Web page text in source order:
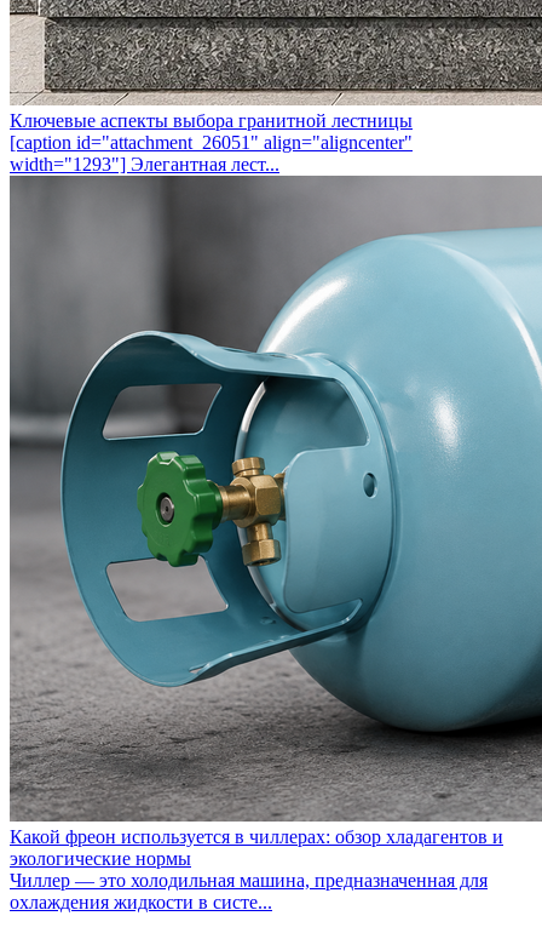
Ключевые аспекты выбора гранитной лестницы
[caption id="attachment_26051" align="aligncenter"
width="1293"] Элегантная лест...
Какой фреон используется в чиллерах: обзор хладагентов и
экологические нормы
Чиллер — это холодильная машина, предназначенная для
охлаждения жидкости в систе...